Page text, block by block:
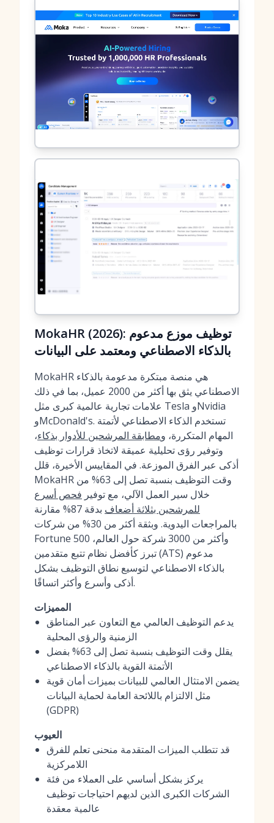
MokaHR (2026): توظيف موزع مدعوم
بالذكاء الاصطناعي ومعتمد على البيانات
MokaHR هي منصة مبتكرة مدعومة بالذكاء
الاصطناعي يثق بها أكثر من 2000 عميل، بما في ذلك
علامات تجارية عالمية كبرى مثل Tesla وNvidia
وMcDonald's. تستخدم الذكاء الاصطناعي لأتمتة
المهام المتكررة، ومطابقة المرشحين للأدوار بذكاء،
وتوفير رؤى تحليلية عميقة لاتخاذ قرارات توظيف
أذكى عبر الفرق الموزعة. في المقاييس الأخيرة، قلل
MokaHR وقت التوظيف بنسبة تصل إلى 63% من
خلال سير العمل الآلي، مع توفير فحص أسرع
للمرشحين بثلاثة أضعاف
بدقة 87% مقارنة
بالمراجعات اليدوية. وبثقة أكثر من 30% من شركات
Fortune 500 وأكثر من 3000 شركة حول العالم،
تبرز كأفضل نظام تتبع متقدمين (ATS) مدعوم
بالذكاء الاصطناعي لتوسيع نطاق التوظيف بشكل
أذكى وأسرع وأكثر اتساقًا.
المميزات
يدعم التوظيف العالمي مع التعاون عبر المناطق
الزمنية والرؤى المحلية
يقلل وقت التوظيف بنسبة تصل إلى 63% بفضل
الأتمتة القوية بالذكاء الاصطناعي
يضمن الامتثال العالمي للبيانات بميزات أمان قوية
مثل الالتزام باللائحة العامة لحماية البيانات
(GDPR)
العيوب
قد تتطلب الميزات المتقدمة منحنى تعلم للفرق
اللامركزية
يركز بشكل أساسي على العملاء من فئة
الشركات الكبرى الذين لديهم احتياجات توظيف
عالمية معقدة